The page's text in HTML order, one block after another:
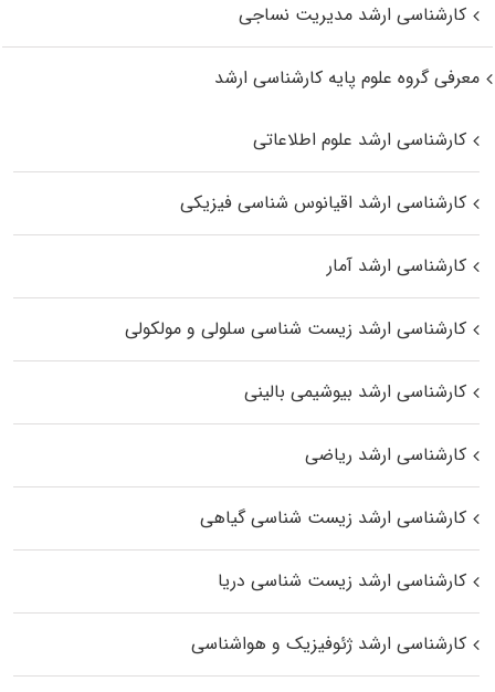
کارشناسی ارشد مدیریت نساجی
معرفی گروه علوم پایه کارشناسی ارشد
کارشناسی ارشد علوم اطلاعاتی
کارشناسی ارشد اقیانوس‌ شناسی فیزیکی
کارشناسی ارشد آمار
کارشناسی ارشد زیست شناسی سلولی و مولکولی
کارشناسی ارشد بیوشیمی بالینی
کارشناسی ارشد ریاضی
کارشناسی ارشد زیست‌ شناسی گیاهی
کارشناسی ارشد زیست‌ شناسی دریا
کارشناسی ارشد ژئوفیزیک و هواشناسی